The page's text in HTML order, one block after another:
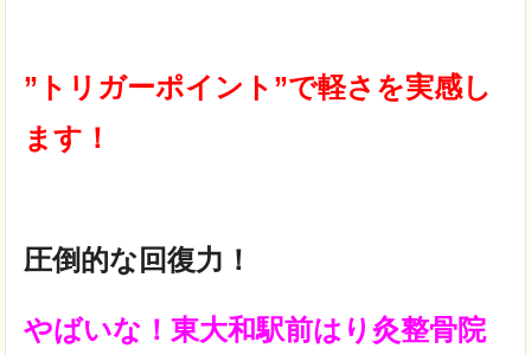
”トリガーポイント”で軽さを実感し
ます！
圧倒的な回復力！
やばいな！東大和駅前はり灸整骨院